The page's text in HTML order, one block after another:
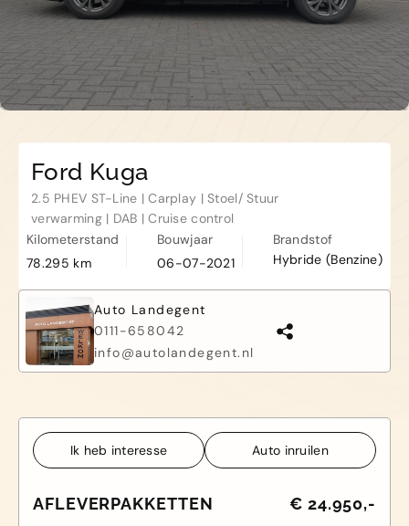
Kapelle
Biezelingsestraat 50 4421 BT
Kapelle
Ford Kuga
2.5 PHEV ST-Line | Carplay | Stoel/ Stuur
verwarming | DAB | Cruise control
Kilometerstand
78.295 km
Bouwjaar
06-07-2021
Brandstof
Hybride (Benzine)
Auto Landegent
0111-658042
info@autolandegent.nl
Ik heb interesse Auto inruilen
AFLEVERPAKKETTEN € 24.950,-